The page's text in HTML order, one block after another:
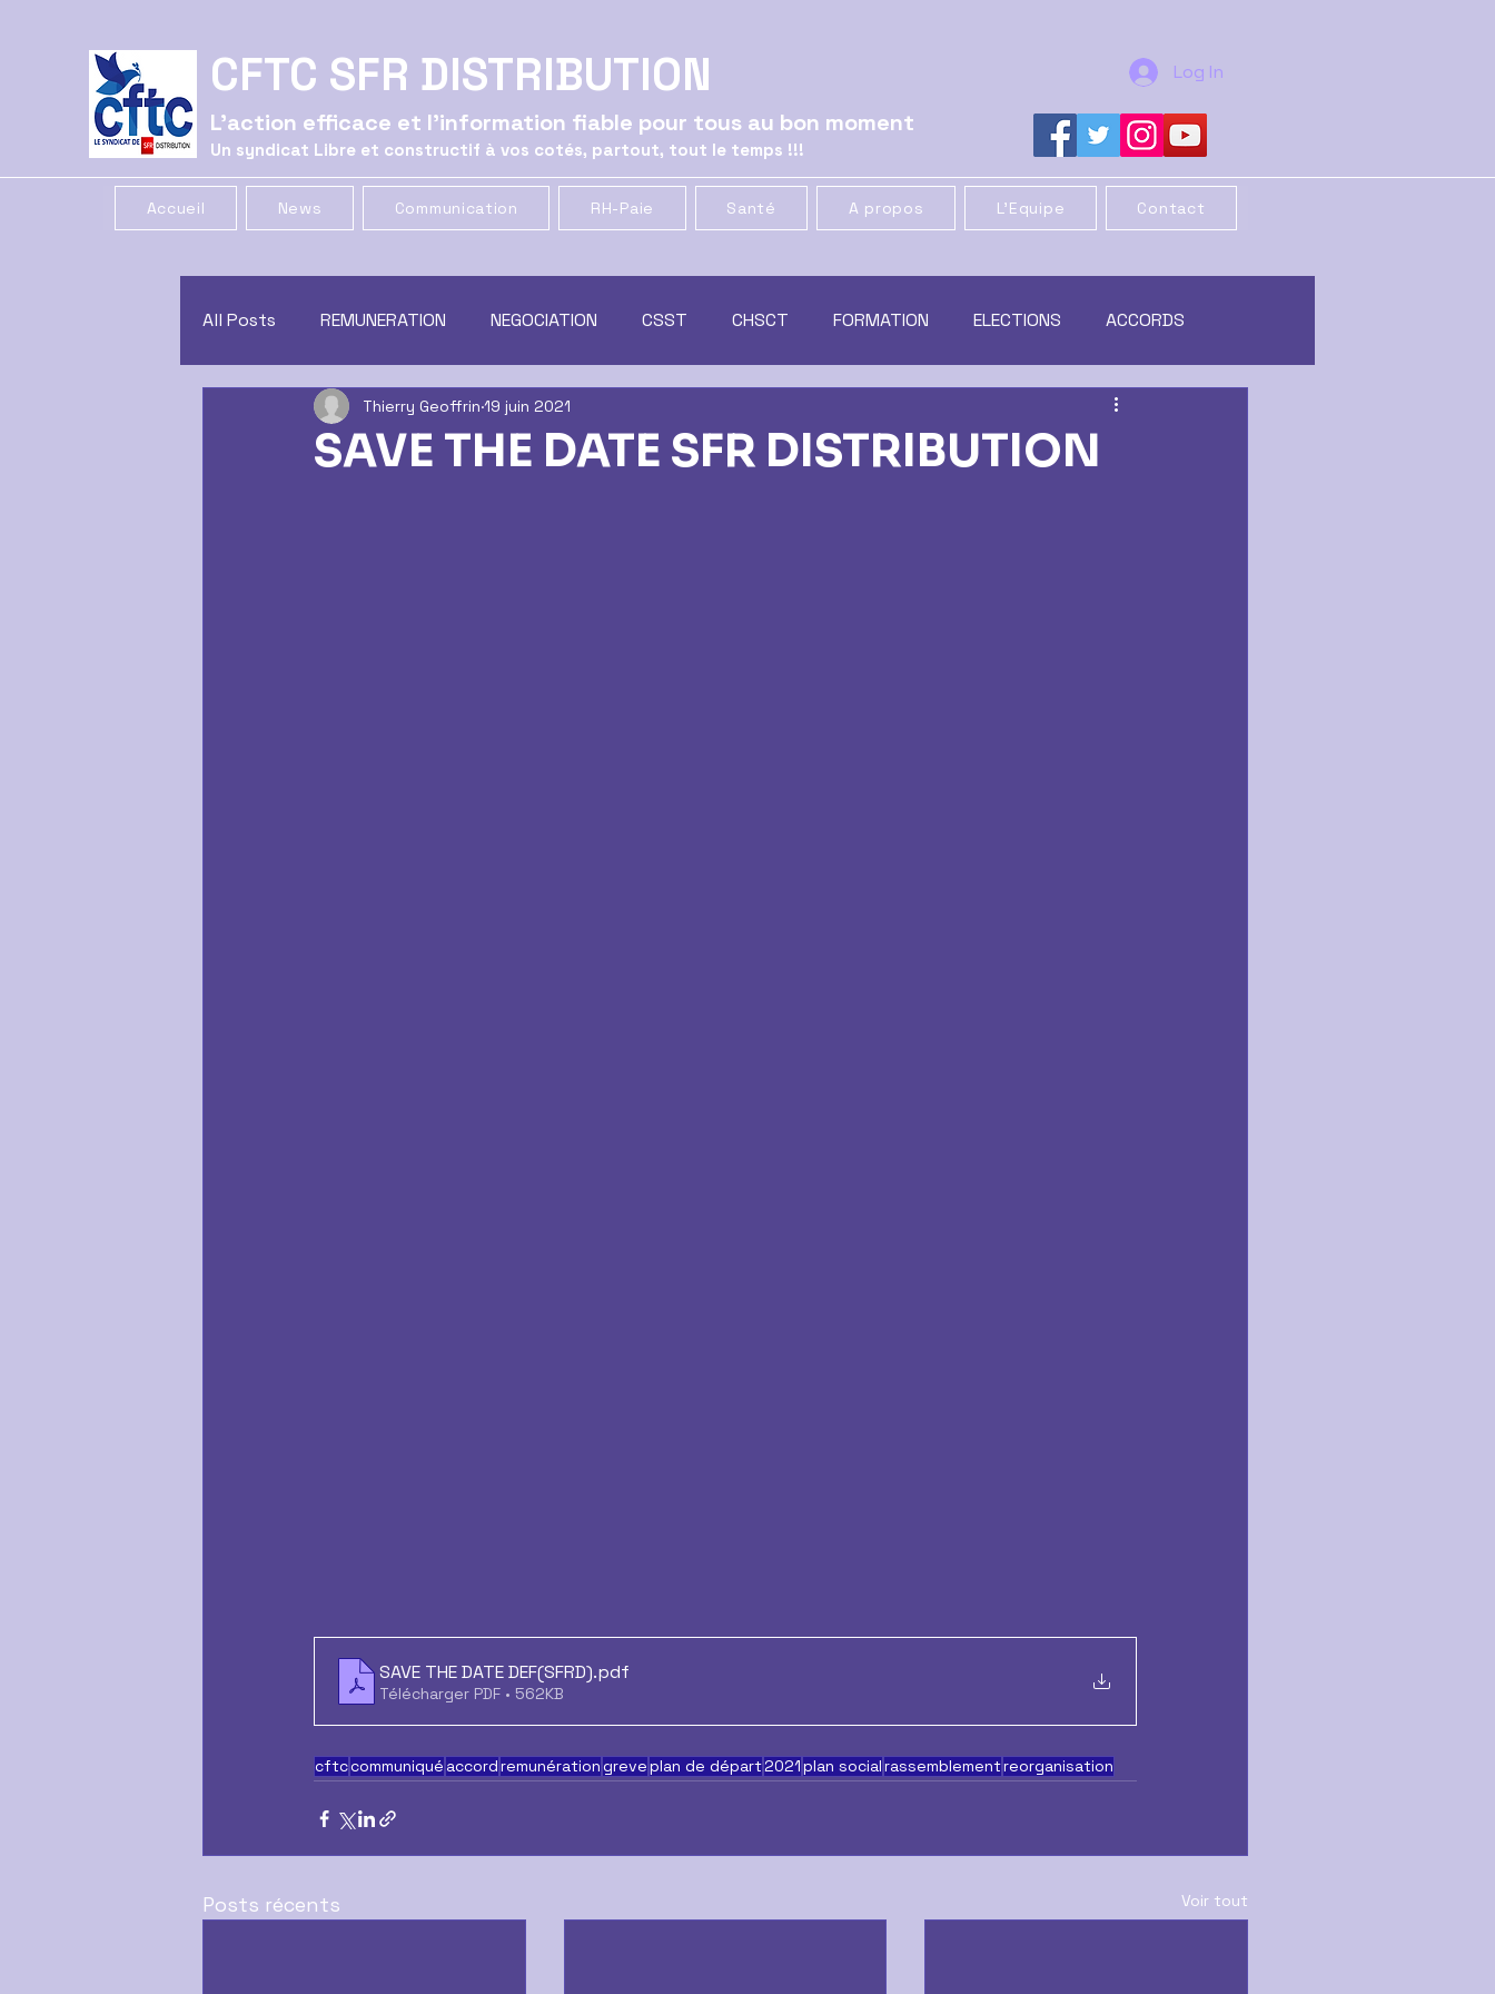
CFTC SFR DISTRIBUTION
L'action efficace et l'information fiable pour tous au bon moment
Un syndicat Libre et constructif à vos cotés, partout, tout le temps !!!
Log In
Accueil News Communication RH-Paie Santé A propos L'Equipe Contact
All Posts REMUNERATION NEGOCIATION CSST CHSCT FORMATION ELECTIONS ACCORDS
GREVE COMMUNICATION REORGANISATION
SAVE THE DATE SFR DISTRIBUTION
Thierry Geoffrin 19 juin 2021
SAVE THE DATE DEF(SFRD).pdf
Télécharger PDF • 562KB
cftccommuniqué accordremunérationgreveplan de départ2021plan socialrassemblementreorganisation
Posts récents Voir tout